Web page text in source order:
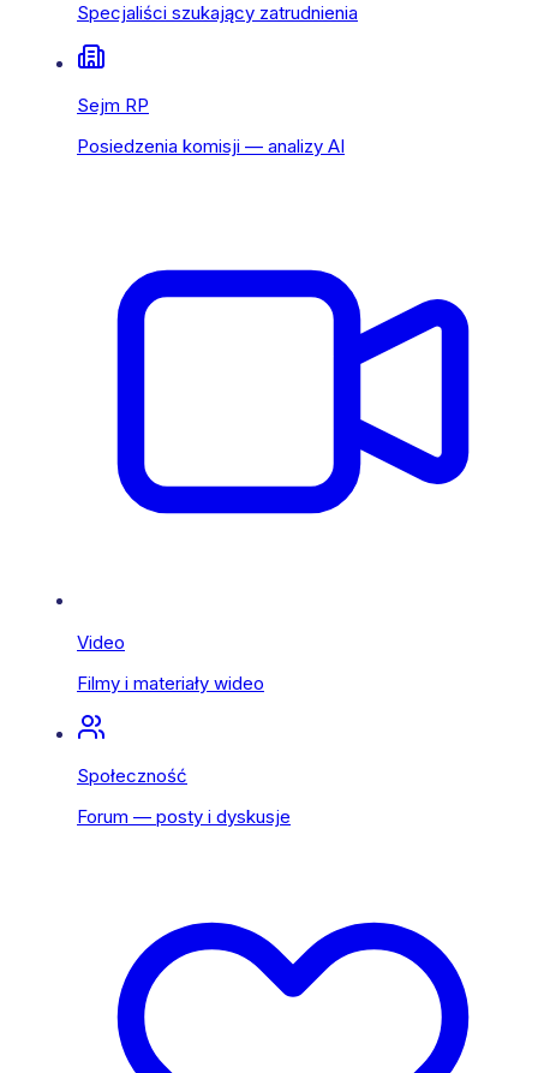
Specjaliści szukający zatrudnienia
Sejm RP
Posiedzenia komisji — analizy AI
Video
Filmy i materiały wideo
Społeczność
Forum — posty i dyskusje